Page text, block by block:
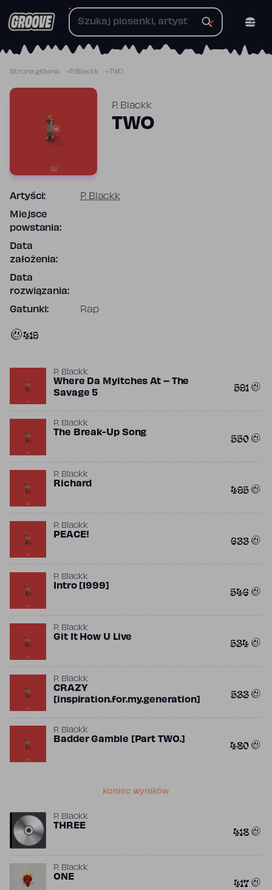
do
Strona główna P. Blackk TWO
P. Blackk
TWO
Artyści: P. Blackk
Miejsce
powstania:
Data
założenia:
Data
rozwiązania:
Gatunki: Rap
419
P. Blackk
Where Da Myitches At – The
Savage 5
591
P. Blackk
The Break-Up Song 550
P. Blackk
Richard 495
P. Blackk
PEACE! 633
P. Blackk
Intro [1999] 546
P. Blackk
Git It How U Live 534
P. Blackk
CRAZY
[inspiration.for.my.generation]
533
P. Blackk
Badder Gamble [Part TWO.] 480
Koniec wyników
P. Blackk
THREE 418
P. Blackk
ONE 417